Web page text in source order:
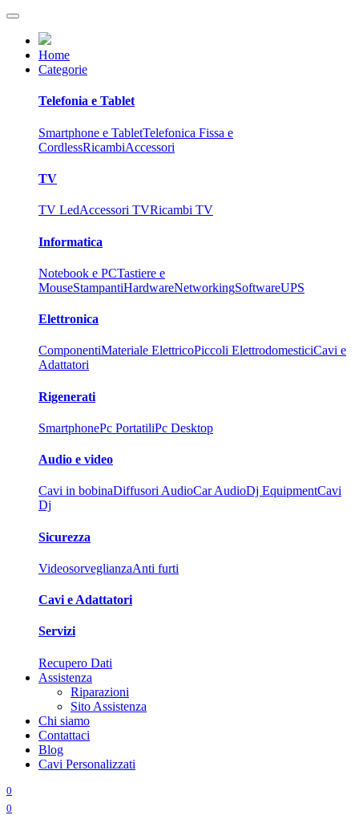
Home
Categorie
Telefonia e Tablet
Smartphone e TabletTelefonica Fissa e
CordlessRicambiAccessori
TV
TV LedAccessori TVRicambi TV
Informatica
Notebook e PCTastiere e
MouseStampantiHardwareNetworkingSoftwareUPS
Elettronica
ComponentiMateriale ElettricoPiccoli ElettrodomesticiCavi e
Adattatori
Rigenerati
SmartphonePc PortatiliPc Desktop
Audio e video
Cavi in bobinaDiffusori AudioCar AudioDj EquipmentCavi
Dj
Sicurezza
VideosorveglianzaAnti furti
Cavi e Adattatori
Servizi
Recupero Dati
Assistenza
Riparazioni
Sito Assistenza
Chi siamo
Contattaci
Blog
Cavi Personalizzati
0
0